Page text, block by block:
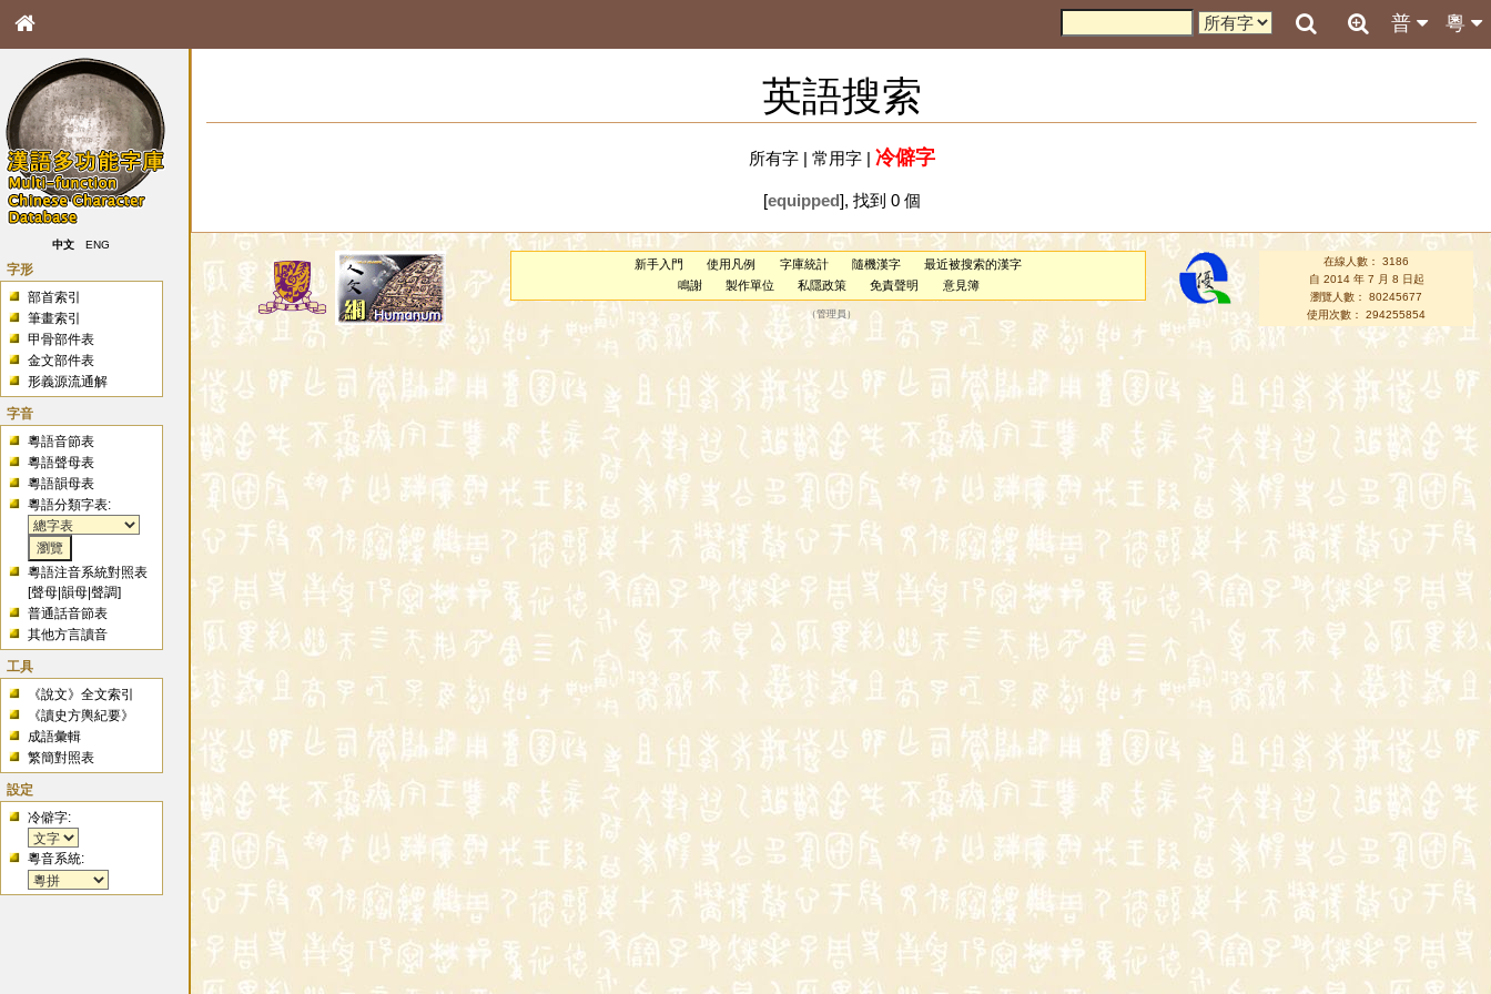
粵
普
中文 ENG
字形
部首索引
筆畫索引
甲骨部件表
金文部件表
形義源流通解
字音
粵語音節表
粵語聲母表
粵語韻母表
粵語分類字表:
粵語注音系統對照表
[聲母 |韻母 |聲調]
普通話音節表
其他方言讀音
工具
《說文》全文索引
《讀史方輿紀要》
成語彙輯
繁簡對照表
設定
冷僻字:
粵音系統:
英語搜索
所有字| 常用字| 冷僻字
[equipped], 找到 0 個
新手入門 使用凡例 字庫統計 隨機漢字
最近被搜索的漢字
鳴謝
製作單位 私隱政策 免責聲明 意見簿
（管理員 ）
在線人數： 3186
自 2014 年 7 月 8 日起
瀏覽人數： 80245677
使用次數： 294255854